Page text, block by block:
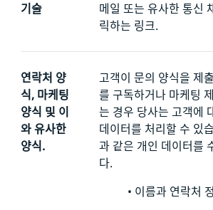
기술
메일 또는 유사한 통신
릭하는 링크.
연락처 양
식, 마케팅
양식 및 이
와 유사한
양식.
고객이 문의 양식을 제
를 구독하거나 마케팅
는 경우 당사는 고객에
데이터를 처리할 수 있
과 같은 개인 데이터를
다.
• 이름과 연락처